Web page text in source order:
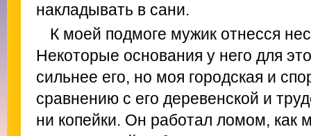
накладывать в сани.
К моей подмоге мужик отнесся
Некоторые основания у него для
сильнее его, но моя городская и
сравнению с его деревенской и
ни копейки. Он работал ломом, как